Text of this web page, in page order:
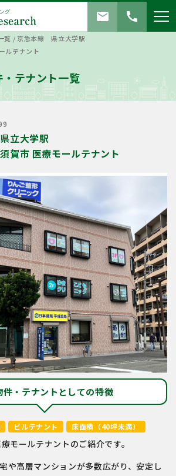
call
mail
覧 /京急本線 県立大学駅
ルテナント
テナント一覧
立大学駅
賀市 医療モールテナント
件・テナントとしての特徴
ビルテナント 床面積（40坪未満）
モールテナントのご紹介です。
や高層マンションが多数広がり、安定し